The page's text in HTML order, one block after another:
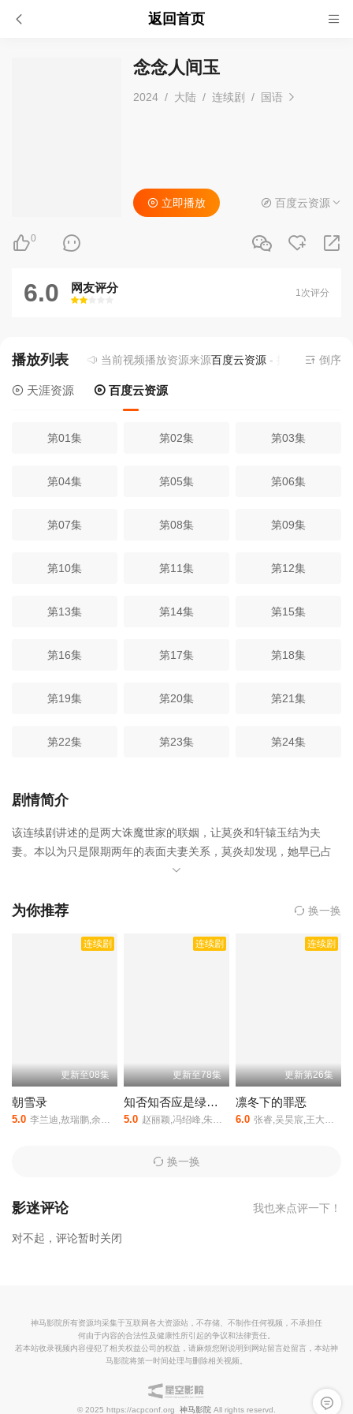
返回首页
念念人间玉
2024 / 大陆 / 连续剧 / 国语
0
立即播放 百度云资源
6.0 网友评分
很差
较差还行推荐力荐
1次评分
播放列表 当前视频播放资源来源百度云资源- 提供为您免费在
倒序
天涯资源 百度云资源
第01集 第02集 第03集
第04集 第05集 第06集
第07集 第08集 第09集
第10集 第11集 第12集
第13集 第14集 第15集
第16集 第17集 第18集
第19集 第20集 第21集
第22集 第23集 第24集
剧情简介
该连续剧讲述的是两大诛魔世家的联姻，让莫炎和轩辕玉结为夫
妻。本以为只是限期两年的表面夫妻关系，莫炎却发现，她早已占
据了自己的心 层出不穷的矛盾，隐匿背后的真相，他们能否真正走
高梓添,何适等人主演的,于2024年上映。
相关赞助院线：策驰影
整版资源免费在线观看。
为你推荐 换一换
连续剧
更新至08集
朝雪录
5.0 李兰迪,敖瑞鹏,余承恩,沈羽洁,任重
连续剧
更新至78集
知否知否应是绿肥红瘦
5.0 赵丽颖,冯绍峰,朱一龙,施诗,张佳宁,刘钧,刘琳,高露,王仁君,王一楠,李依晓,陈瑾,王鹤润,张晓谦,李洪涛,曹翠芬,张佳,杨新鸣,谭希和
连续剧
更新第26集
凛冬下的罪恶
6.0 张睿,吴昊宸,王大奇,孙之鸿,洪冰瑶,肖涵,嘉泽,李蒲赫,左腾云,何磊,王心嫚,李繁,苏宥辰,刘佳萌,洪爽,刘亭希,窦新豪,刘伟峰,刘朔豪,徐章
换一换
影迷评论 我也来点评一下！
对不起，评论暂时关闭
留言反
神马影院所有资源均采集于互联网各大资源站，不存储、不制作任何视频，不承担任
何由于内容的合法性及健康性所引起的争议和法律责任。
若本站收录视频内容侵犯了相关权益公司的权益，请麻烦您附说明到网站留言处留言，本站神
马影院将第一时间处理与删除相关视频。
© 2025 https://acpconf.org 神马影院 All rights reservd.